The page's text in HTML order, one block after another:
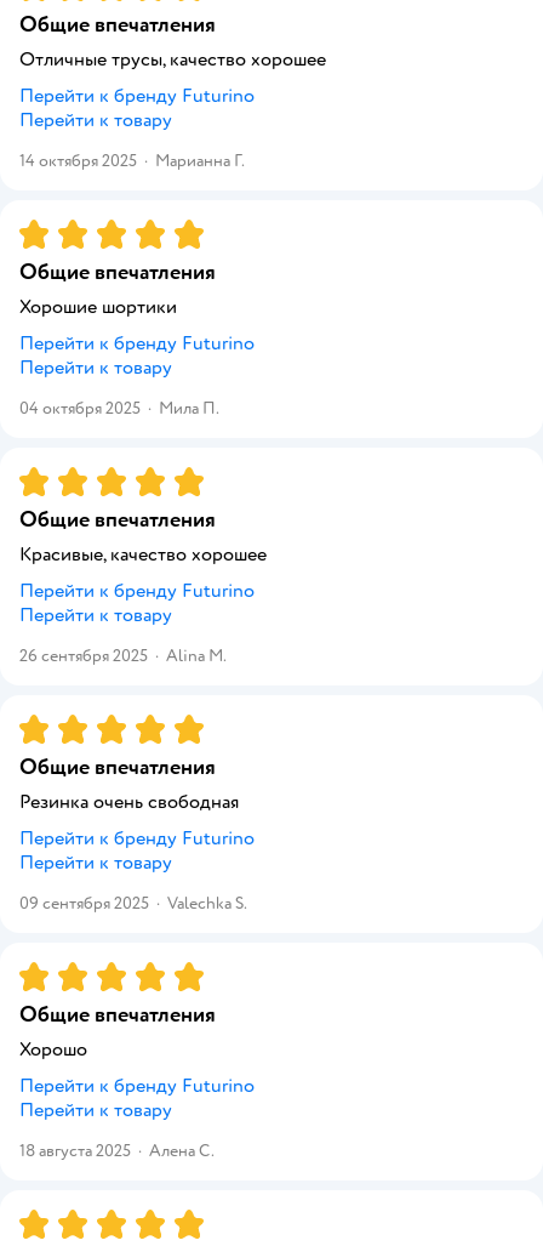
Общие впечатления
Отличные трусы, качество хорошее
Перейти к бренду Futurino
Перейти к товару
14 октября 2025 · Марианна Г.
Рейтинг:5
Общие впечатления
Хорошие шортики
Перейти к бренду Futurino
Перейти к товару
04 октября 2025 · Мила П.
Рейтинг:5
Общие впечатления
Красивые, качество хорошее
Перейти к бренду Futurino
Перейти к товару
26 сентября 2025 · Alina M.
Рейтинг:5
Общие впечатления
Резинка очень свободная
Перейти к бренду Futurino
Перейти к товару
09 сентября 2025 · Valechka S.
Рейтинг:5
Общие впечатления
Хорошо
Перейти к бренду Futurino
Перейти к товару
18 августа 2025 · Алена С.
Рейтинг:5